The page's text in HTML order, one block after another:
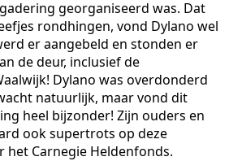
georganiseerd was. Dat
rondhingen, vond Dylano wel
er aangebeld en stonden er
de deur, inclusief de
Dylano was overdonderd
natuurlijk, maar vond dit
heel bijzonder! Zijn ouders en
ook supertrots op deze
Carnegie Heldenfonds.